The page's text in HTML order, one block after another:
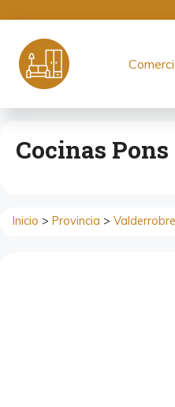
contenido
Cocinas Pons
Inicio > Provincia >